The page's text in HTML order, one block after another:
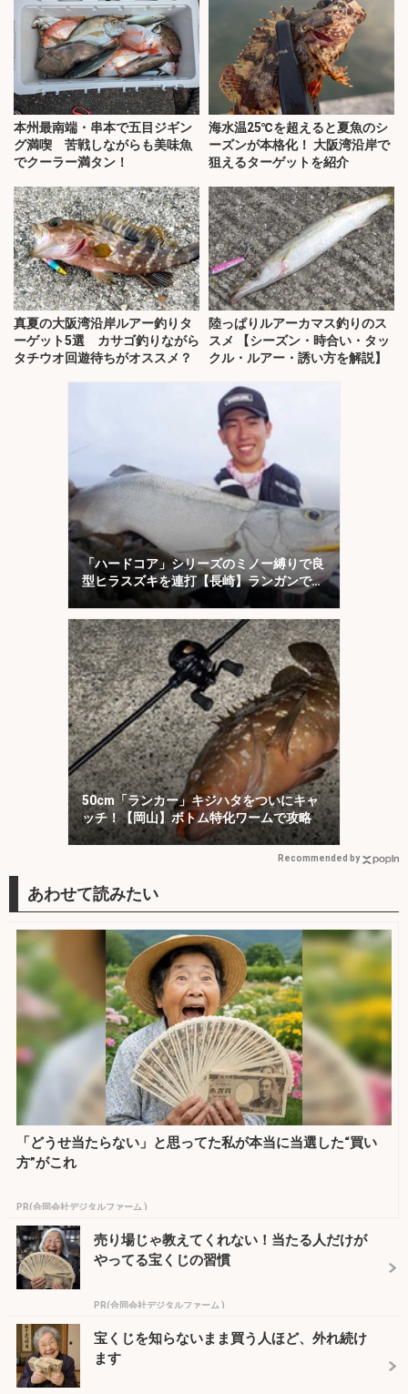
本州最南端・串本で五目ジギン
グ満喫 苦戦しながらも美味魚
でクーラー満タン！
海水温25℃を超えると夏魚のシ
ーズンが本格化！ 大阪湾沿岸で
狙えるターゲットを紹介
真夏の大阪湾沿岸ルアー釣りタ
ーゲット5選 カサゴ釣りながら
タチウオ回遊待ちがオススメ？
陸っぱりルアーカマス釣りのス
スメ 【シーズン・時合い・タッ
クル・ルアー・誘い方を解説】
「ハードコア」シリーズのミノー縛りで良
型ヒラスズキを連打【長崎】ランガンでサ
ラシを攻略！
50cm「ランカー」キジハタをついにキャ
ッチ！【岡山】ボトム特化ワームで攻略
Recommended by
「どうせ当たらない」と思ってた私が本当に当選した“買い
方”がこれ
PR(合同会社デジタルファーム )
売り場じゃ教えてくれない！当たる人だけが
やってる宝くじの習慣
PR(合同会社デジタルファーム )
宝くじを知らないまま買う人ほど、外れ続け
ます